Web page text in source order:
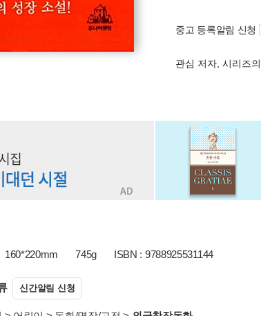
중고 등록알림 신청
관심 저자, 시리즈
160*220mm 745g ISBN : 9788925531144
신간알림 신청